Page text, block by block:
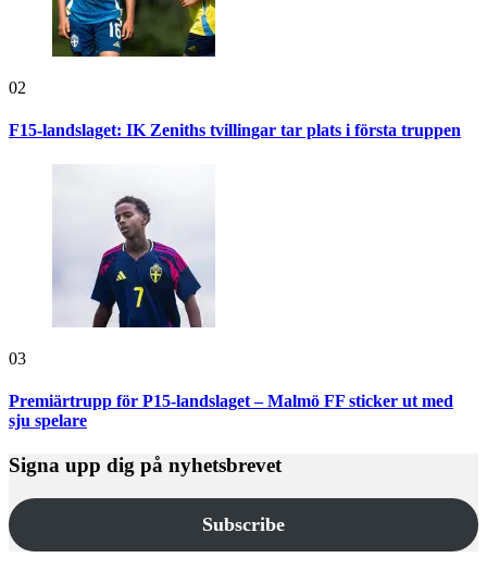
02
F15-landslaget: IK Zeniths tvillingar tar plats i första truppen
03
Premiärtrupp för P15-landslaget – Malmö FF sticker ut med
sju spelare
Signa upp dig på nyhetsbrevet
Subscribe